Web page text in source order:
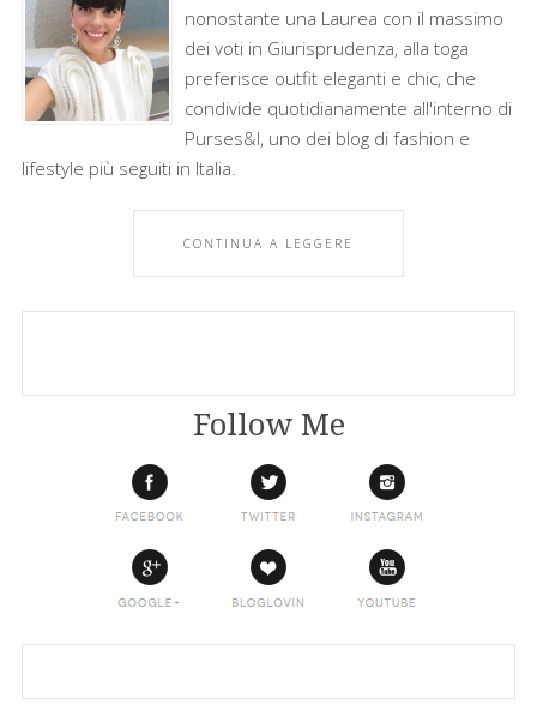
nonostante una Laurea con il massimo
dei voti in Giurisprudenza, alla toga
preferisce outfit eleganti e chic, che
condivide quotidianamente all'interno di
Purses&I, uno dei blog di fashion e
lifestyle più seguiti in Italia.
CONTINUA A LEGGERE
Follow Me